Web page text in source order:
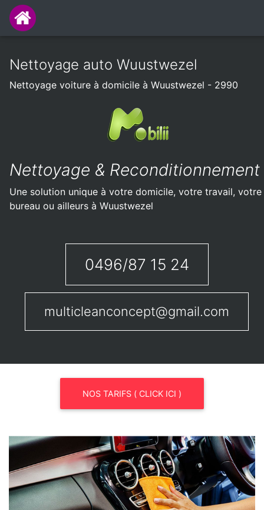
Nettoyage auto Wuustwezel
Nettoyage voiture à domicile à Wuustwezel - 2990
Nettoyage & Reconditionnement
Une solution unique à votre domicile, votre travail, votre
bureau ou ailleurs à Wuustwezel
0496/87 15 24
multicleanconcept@gmail.com
NOS TARIFS ( CLICK ICI )